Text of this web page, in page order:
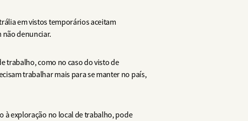
em vistos temporários aceitam
não denunciar.
trabalho, como no caso do visto de
trabalhar mais para se manter no país,
à exploração no local de trabalho, pode